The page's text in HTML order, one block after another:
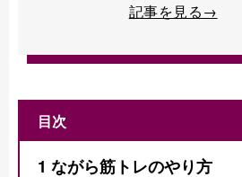
記事を見る→
目次
1 ながら筋トレのやり方